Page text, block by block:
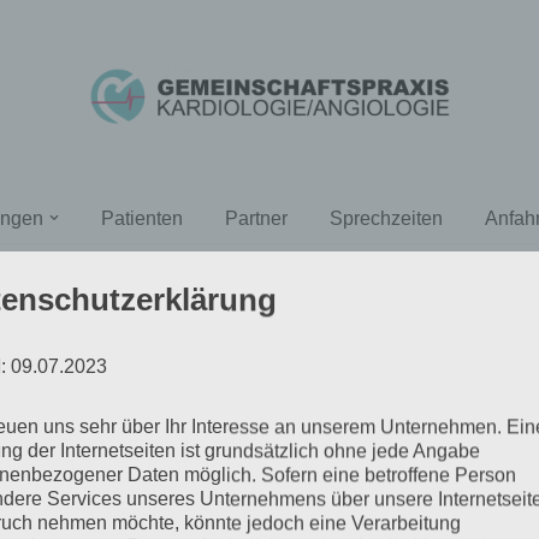
Patienten Partner Sprechzeiten
09.07.2023
uns sehr über Ihr Interesse an unserem Unternehmen.
der Internetseiten ist grundsätzlich ohne jede Angabe
Daten möglich. Sofern eine betroffene Person
Services unseres Unternehmens über unsere
nehmen möchte, könnte jedoch eine Verarbeitung